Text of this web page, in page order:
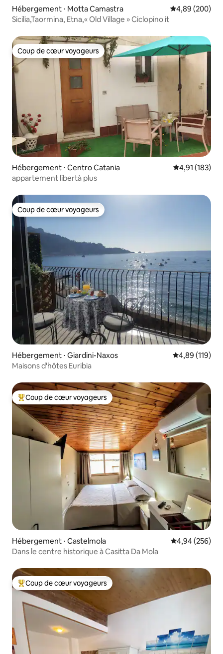
Hébergement ⋅ Motta Camastra Évaluation
4,89 (200)
Sicilia,Taormina, Etna,« Old Village » Ciclopino it
Coup de cœur voyageurs
Coup de cœur voyageurs
Hébergement ⋅ Centro Catania Évaluation
4,91 (183)
appartement libertà plus
Coup de cœur voyageurs
Coup de cœur voyageurs
Hébergement ⋅ Giardini-Naxos Évaluation
4,89 (119)
Maisons d'hôtes Euribia
Coups de cœur voyageurs les plus appréciés
Coup de cœur voyageurs
Hébergement ⋅ Castelmola Évaluation
4,94 (256)
Dans le centre historique à Casitta Da Mola
Coups de cœur voyageurs les plus appréciés
Coup de cœur voyageurs